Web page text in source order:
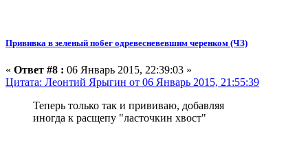
Прививка в зеленый побег одревесневевшим черенком (ЧЗ)
« Ответ #8 : 06 Январь 2015, 22:39:03 »
Цитата: Леонтий Ярыгин от 06 Январь 2015, 21:55:39
Теперь только так и прививаю, добавляя
иногда к расщепу "ласточкин хвост"